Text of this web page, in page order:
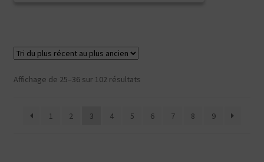
Affichage de 25–36 sur 102 résultatsTrié
récent
1 2 3 4 5 6 7 8 9